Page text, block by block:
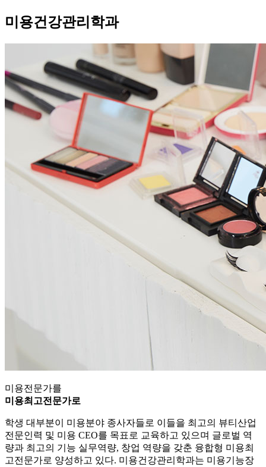
미용건강관리학과
미용전문가를
미용최고전문가로
학생 대부분이 미용분야 종사자들로 이들을 최고의 뷰티산업
전문인력 및 미용 CEO를 목표로 교육하고 있으며 글로벌 역
량과 최고의 기능 실무역량, 창업 역량을 갖춘 융합형 미용최
고전문가로 양성하고 있다. 미용건강관리학과는 미용기능장